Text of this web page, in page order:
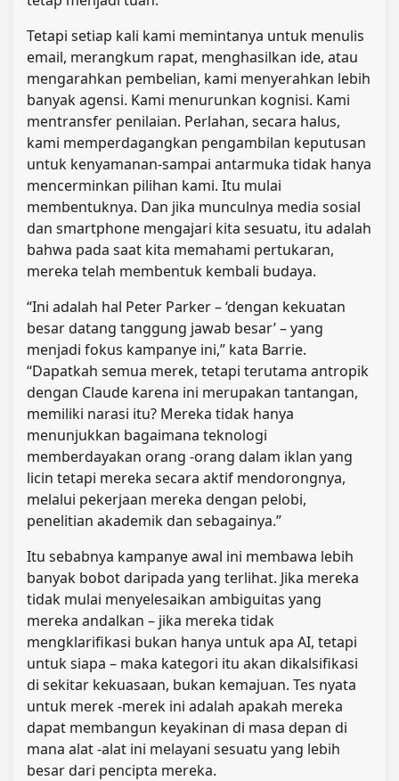
Tetapi setiap kali kami memintanya untuk menulis
email, merangkum rapat, menghasilkan ide, atau
mengarahkan pembelian, kami menyerahkan lebih
banyak agensi. Kami menurunkan kognisi. Kami
mentransfer penilaian. Perlahan, secara halus,
kami memperdagangkan pengambilan keputusan
untuk kenyamanan-sampai antarmuka tidak hanya
mencerminkan pilihan kami. Itu mulai
membentuknya. Dan jika munculnya media sosial
dan smartphone mengajari kita sesuatu, itu adalah
bahwa pada saat kita memahami pertukaran,
mereka telah membentuk kembali budaya.
“Ini adalah hal Peter Parker – ‘dengan kekuatan
besar datang tanggung jawab besar’ – yang
menjadi fokus kampanye ini,” kata Barrie.
“Dapatkah semua merek, tetapi terutama antropik
dengan Claude karena ini merupakan tantangan,
memiliki narasi itu? Mereka tidak hanya
menunjukkan bagaimana teknologi
memberdayakan orang -orang dalam iklan yang
licin tetapi mereka secara aktif mendorongnya,
melalui pekerjaan mereka dengan pelobi,
penelitian akademik dan sebagainya.”
Itu sebabnya kampanye awal ini membawa lebih
banyak bobot daripada yang terlihat. Jika mereka
tidak mulai menyelesaikan ambiguitas yang
mereka andalkan – jika mereka tidak
mengklarifikasi bukan hanya untuk apa AI, tetapi
untuk siapa – maka kategori itu akan dikalsifikasi
di sekitar kekuasaan, bukan kemajuan. Tes nyata
untuk merek -merek ini adalah apakah mereka
dapat membangun keyakinan di masa depan di
mana alat -alat ini melayani sesuatu yang lebih
besar dari pencipta mereka.